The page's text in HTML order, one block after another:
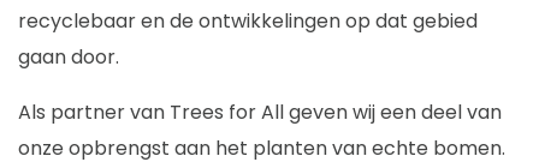
recyclebaar en de ontwikkelingen op dat gebied
gaan door.
Als partner van Trees for All geven wij een deel van
onze opbrengst aan het planten van echte bomen.